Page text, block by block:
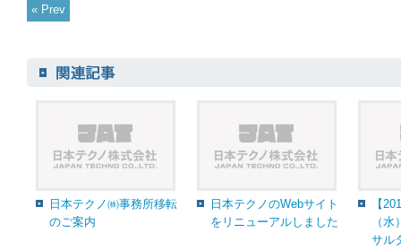
« Prev
日本テクノ㈱事務所移転
のご案内
日本テクノのWebサイト
をリニューアルしました
【
（
サル